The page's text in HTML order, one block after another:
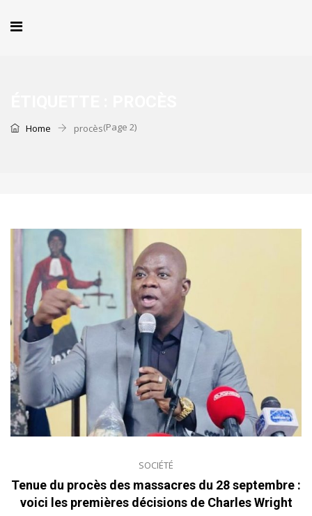
Home procès(Page 2)
SOCIÉTÉ
Tenue du procès des massacres du 28 septembre :
voici les premières décisions de Charles Wright